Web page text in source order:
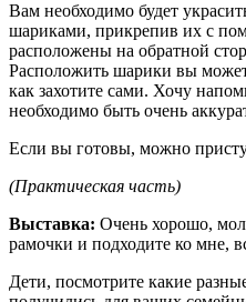
Вам необходимо будет
шариками, прикрепив их с
расположены на обратной
Расположить шарики вы
как захотите сами. Хочу
необходимо быть очень
Если вы готовы, можно
(Практическая часть)
Выставка: Очень хорошо,
рамочки и подходите ко мне,
Дети, посмотрите какие